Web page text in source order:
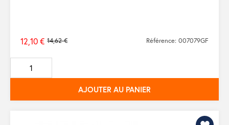
Prix
de
base
14,62 €
12,10 € Référence: 007079GF
AJOUTER AU PANIER